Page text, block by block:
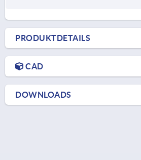
PRODUKTDETAILS
CAD
DOWNLOADS